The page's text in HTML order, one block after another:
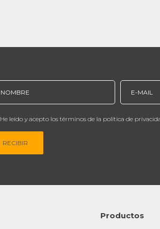
He leído y acepto los términos de la política de
RECIBIR
Productos